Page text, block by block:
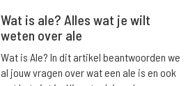
Wat is ale? Alles wat je wilt
weten over ale
Wat is Ale? In dit artikel beantwoorden we
al jouw vragen over wat een ale is en ook